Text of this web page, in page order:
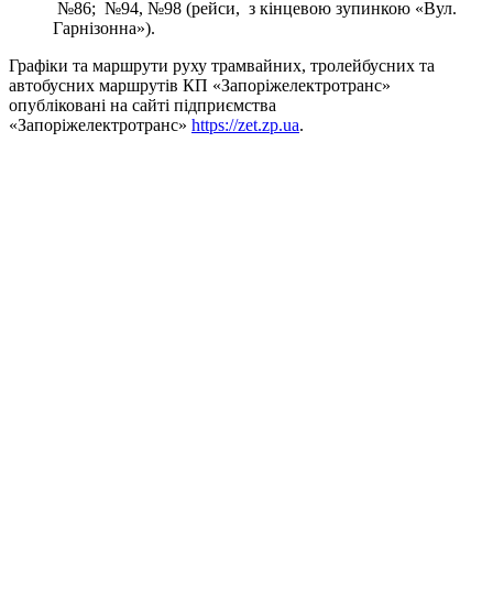
№86; №94, №98 (рейси, з кінцевою зупинкою «Вул.
Гарнізонна»).
Графіки та маршрути руху трамвайних, тролейбусних та
автобусних маршрутів КП «Запоріжелектротранс»
опубліковані на сайті підприємства
«Запоріжелектротранс» https://zet.zp.ua.